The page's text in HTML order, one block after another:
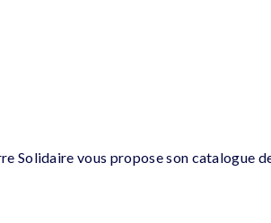
Solidaire vous propose son catalogue